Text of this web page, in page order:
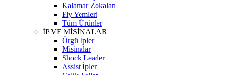
Kalamar Zokaları
Fly Yemleri
Tüm Ürünler
İP VE MİSİNALAR
Örgü İpler
Misinalar
Shock Leader
Assist İpler